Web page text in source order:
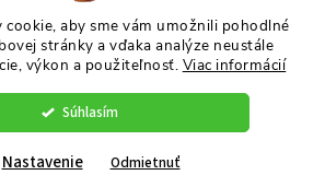
cookie, aby sme vám umožnili pohodlné
stránky a vďaka analýze neustále
výkon a použiteľnosť. Viac informácií
Súhlasím
Nastavenie Odmietnuť
Vytvoril Shoptet
cookies